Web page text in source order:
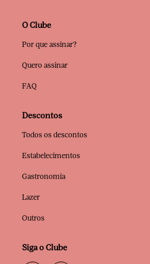
O Clube
Por que assinar?
Quero assinar
FAQ
Descontos
Todos os descontos
Estabelecimentos
Gastronomia
Lazer
Outros
Siga o Clube